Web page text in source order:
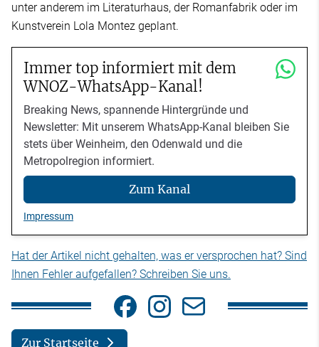
unter anderem im Literaturhaus, der Romanfabrik oder im
Kunstverein Lola Montez geplant.
Immer top informiert mit dem
WNOZ-WhatsApp-Kanal!
Breaking News, spannende Hintergründe und
Newsletter: Mit unserem WhatsApp-Kanal bleiben Sie
stets über Weinheim, den Odenwald und die
Metropolregion informiert.
Zum Kanal
Impressum
Hat der Artikel nicht gehalten, was er versprochen hat? Sind
Ihnen Fehler aufgefallen? Schreiben Sie uns.
Zur Startseite